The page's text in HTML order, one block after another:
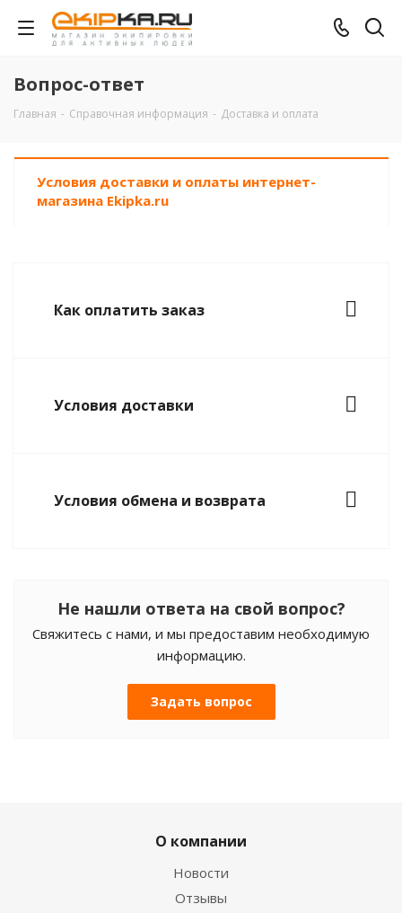
Вопрос-ответ
Главная - Справочная информация - Доставка и оплата
Условия доставки и оплаты интернет-
магазина Ekipka.ru
Как оплатить заказ
Условия доставки
Условия обмена и возврата
Не нашли ответа на свой вопрос?
Свяжитесь с нами, и мы предоставим необходимую
информацию.
Задать вопрос
О компании
Новости
Отзывы